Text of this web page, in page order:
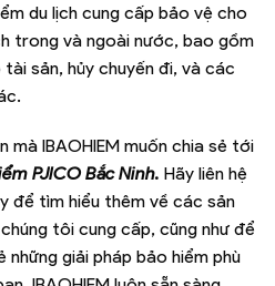
du lịch cung cấp bảo vệ cho
trong và ngoài nước, bao gồm
sản, hủy chuyến đi, và các
mà IBAOHIEM muốn chia sẻ tới
PJICO Bắc Ninh. Hãy liên hệ
để tìm hiểu thêm về các sản
tôi cung cấp, cũng như để
giải pháp bảo hiểm phù